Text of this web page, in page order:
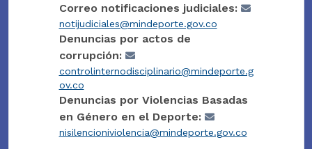
Correo notificaciones judiciales:
notijudiciales@mindeporte.gov.co
Denuncias por actos de
corrupción:
controlinternodisciplinario@mindeporte.g
ov.co
Denuncias por Violencias Basadas
en Género en el Deporte:
nisilencioniviolencia@mindeporte.gov.co